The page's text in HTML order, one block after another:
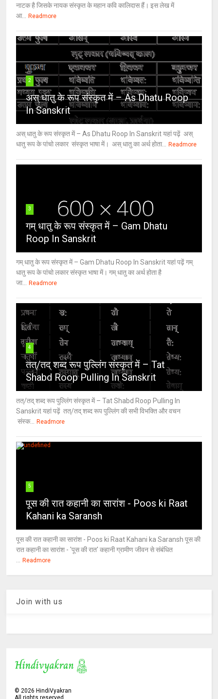
नाटक है जिसके नायक संस्कृत के महान कवि कालिदास हैं। इस लेख में
आ... Readmore
2
अस् धातु के रूप संस्कृत में – As Dhatu Roop
In Sanskrit
अस् धातु के रूप संस्कृत में – As Dhatu Roop In Sanskrit यहां पढ़ें अस्
धातु रूप के पांचो लकार संस्कृत भाषा में। अस् धातु का अर्थ होता... Readmore
3
गम् धातु के रूप संस्कृत में – Gam Dhatu
Roop In Sanskrit
गम् धातु के रूप संस्कृत में – Gam Dhatu Roop In Sanskrit यहां पढ़ें गम्
धातु रूप के पांचो लकार संस्कृत भाषा में। गम् धातु का अर्थ होता है
जा... Readmore
4
तत्/तद् शब्द रूप पुल्लिंग संस्कृत में – Tat
Shabd Roop Pulling In Sanskrit
तत्/तद् शब्द रूप पुल्लिंग संस्कृत में – Tat Shabd Roop Pulling In
Sanskrit यहां पढ़ें तत्/तद् शब्द रूप पुल्लिंग की सभी विभक्ति और वचन
संस्क... Readmore
5
पूस की रात कहानी का सारांश - Poos ki Raat
Kahani ka Saransh
पूस की रात कहानी का सारांश - Poos ki Raat Kahani ka Saransh पूस की
रात कहानी का सारांश - 'पूस की रात' कहानी ग्रामीण जीवन से संबंधित
... Readmore
Join with us
©2026 HindiVyakran